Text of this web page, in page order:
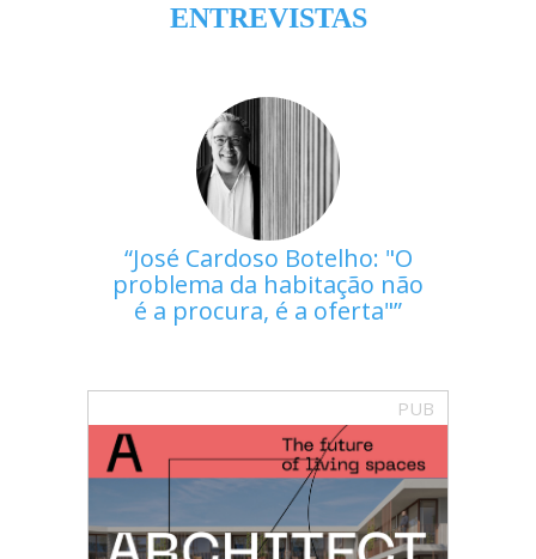
ENTREVISTAS
José Cardoso Botelho: "O
problema da habitação não
é a procura, é a oferta"
PUB